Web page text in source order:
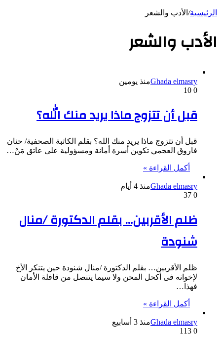
الرئيسية/ الأدب والشعر
الأدب والشعر
Ghada elmasryمنذ يومين
0
قبل أن تتزوج ماذا يريد منك الله؟
قبل أن تتزوج ماذا يريد منك الله؟ بقلم الكاتبة الصحفية/ حنان
فاروق العجمي تكوين أسرة أمانة ومسؤولية على عاتق مَنْ…
أكمل القراءة »
Ghada elmasryمنذ 4 أيام
0
ظلم الأقربين… بقلم الدكتورة /منال
شنودة
ظلم الأقربين… بقلم الدكتورة /منال شنودة حين يتنكر الأخ
لإخوانه فى أكحل المحن ولا سيما يتنصل من قافلة الأمان
فهذا…
أكمل القراءة »
Ghada elmasryمنذ 3 أسابيع
0